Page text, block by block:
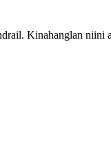
Kinahanglan niini